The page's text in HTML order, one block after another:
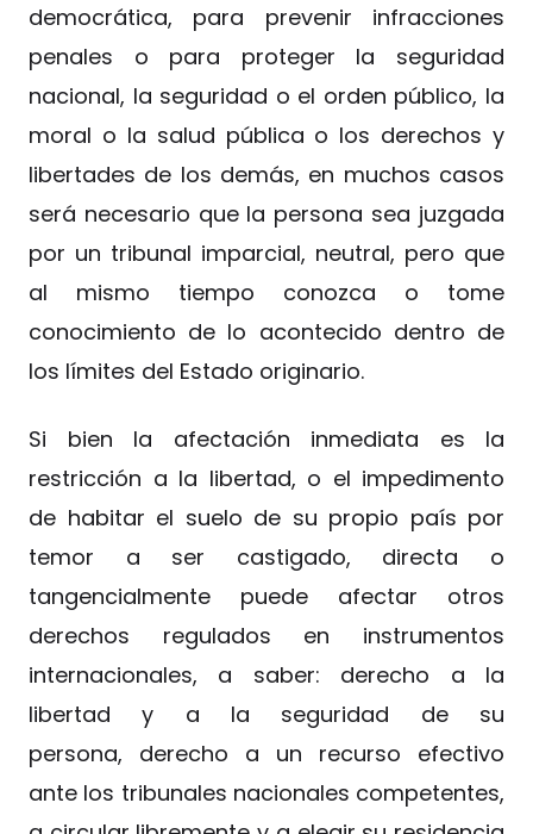
democrática, para prevenir infracciones
penales o para proteger la seguridad
nacional, la seguridad o el orden público, la
moral o la salud pública o los derechos y
libertades de los demás, en muchos casos
será necesario que la persona sea juzgada
por un tribunal imparcial, neutral, pero que
al mismo tiempo conozca o tome
conocimiento de lo acontecido dentro de
los límites del Estado originario.
Si bien la afectación inmediata es la
restricción a la libertad, o el impedimento
de habitar el suelo de su propio país por
temor a ser castigado, directa o
tangencialmente puede afectar otros
derechos regulados en instrumentos
internacionales, a saber: derecho a la
libertad y a la seguridad de su
persona, derecho a un recurso efectivo
ante los tribunales nacionales competentes,